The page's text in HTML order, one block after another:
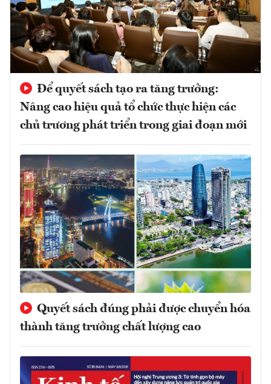
Để quyết sách tạo ra tăng trưởng:
Nâng cao hiệu quả tổ chức thực hiện các
chủ trương phát triển trong giai đoạn mới
Quyết sách đúng phải được chuyển hóa
thành tăng trưởng chất lượng cao